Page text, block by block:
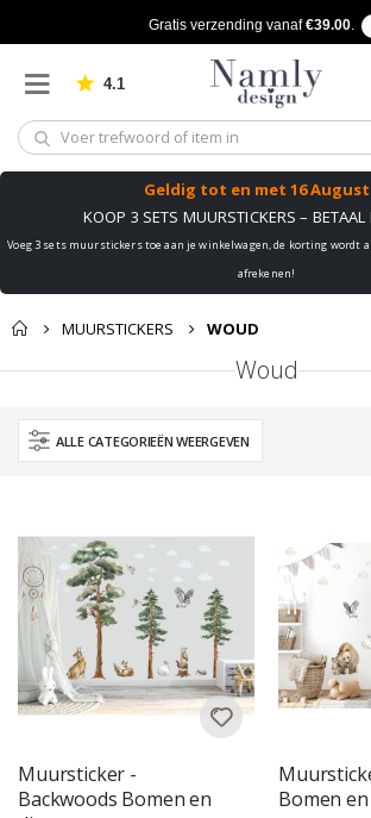
Gratis verzending vanaf€39.00.
4.1 Gebaseerd op 1034 beoordelingen
Geldig tot en met 16
KOOP 3 SETS MUURSTICKERS – BETAAL
Voeg 3 sets muurstickers toe aan je winkelwagen, de korting wordt
afrekenen!
MUURSTICKERS WOUD
Woud
ALLE CATEGORIEËN WEERGEVEN
Muursticker -
Backwoods Bomen en
Bomen